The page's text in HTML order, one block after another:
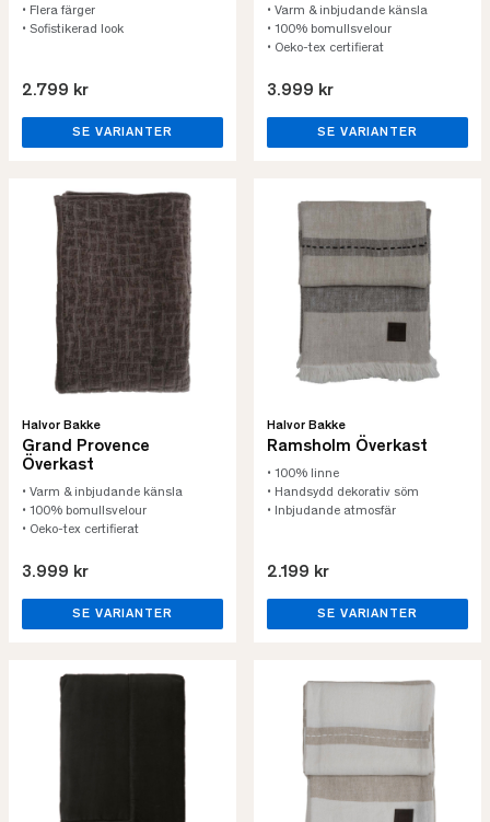
• Flera färger
• Sofistikerad look
2.799 kr
SE VARIANTER
• Varm & inbjudande känsla
• 100% bomullsvelour
• Oeko-tex certifierat
3.999 kr
SE VARIANTER
Halvor Bakke
Grand Provence
Överkast
• Varm & inbjudande känsla
• 100% bomullsvelour
• Oeko-tex certifierat
3.999 kr
SE VARIANTER
Halvor Bakke
Ramsholm Överkast
• 100% linne
• Handsydd dekorativ söm
• Inbjudande atmosfär
2.199 kr
SE VARIANTER